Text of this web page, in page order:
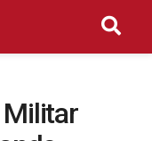
Militar